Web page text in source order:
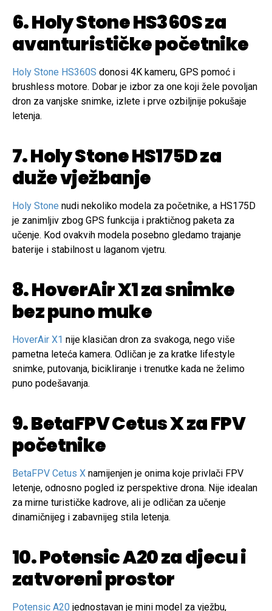
6. Holy Stone HS360S za
avanturističke početnike
Holy Stone HS360S donosi 4K kameru, GPS pomoć i
brushless motore. Dobar je izbor za one koji žele povoljan
dron za vanjske snimke, izlete i prve ozbiljnije pokušaje
letenja.
7. Holy Stone HS175D za
duže vježbanje
Holy Stone nudi nekoliko modela za početnike, a HS175D
je zanimljiv zbog GPS funkcija i praktičnog paketa za
učenje. Kod ovakvih modela posebno gledamo trajanje
baterije i stabilnost u laganom vjetru.
8. HoverAir X1 za snimke
bez puno muke
HoverAir X1 nije klasičan dron za svakoga, nego više
pametna leteća kamera. Odličan je za kratke lifestyle
snimke, putovanja, bicikliranje i trenutke kada ne želimo
puno podešavanja.
9. BetaFPV Cetus X za FPV
početnike
BetaFPV Cetus X namijenjen je onima koje privlači FPV
letenje, odnosno pogled iz perspektive drona. Nije idealan
za mirne turističke kadrove, ali je odličan za učenje
dinamičnijeg i zabavnijeg stila letenja.
10. Potensic A20 za djecu i
zatvoreni prostor
Potensic A20 jednostavan je mini model za vježbu,